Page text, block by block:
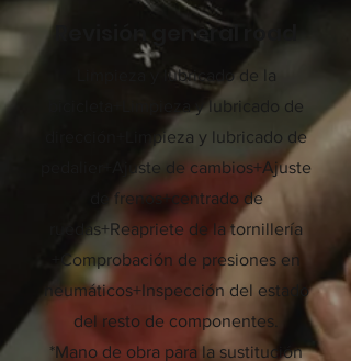
Revisión general road
Limpieza y lubricado de la
bicicleta+Limpieza y lubricado de
dirección+Limpieza y lubricado de
pedalier+Ajuste de cambios+Ajuste
de frenos+centrado de
ruedas+Reapriete de la tornillería
+Comprobación de presiones en
neumáticos+Inspección del estado
del resto de componentes.
*Mano de obra para la sustitución